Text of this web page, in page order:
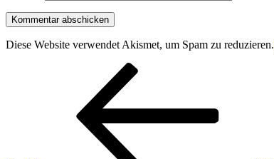
Diese Website verwendet Akismet, um Spam zu reduzieren.
Beitragsnavigation